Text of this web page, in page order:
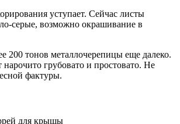
уступает. Сейчас листы
серые, возможно окрашивание в
200 тонов металлочерепицы еще далеко.
грубовато и простовато. Не
фактуры.